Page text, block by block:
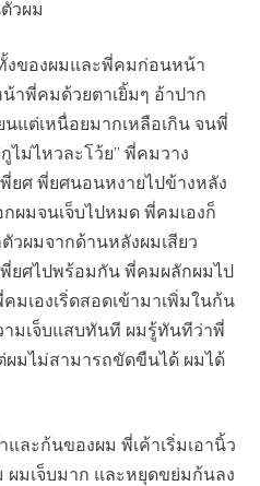
วผม
งของผมและพี่คมก่อนหน้า
าพี่คมด้วยตาเยิ้มๆ อ้าปาก
นแต่เหนื่อยมากเหลือเกิน จนพี่
ม่ไหวละโว้ย” พี่คมวาง
ศ พี่ยศนอนหงายไปข้างหลัง
ผมจนเจ็บไปหมด พี่คมเองก็
วผมจากด้านหลังผมเสียว
ยศไปพร้อมกัน พี่คมผลักผมไป
มเองเริ่ดสอดเข้ามาเพิ่มในก้น
มเจ็บแสบทันที ผมรู้ทันทีว่าพี่
ผมไม่สามารถขัดขืนได้ ผมได้
ละก้นของผม พี่เค้าเริ่มเอานิ้ว
มเจ็บมาก และหยุดขย่มก้นลง